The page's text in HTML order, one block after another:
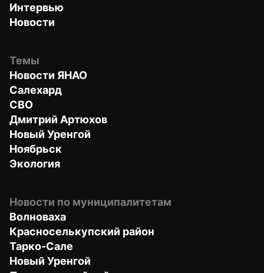
Интервью
Новости
Темы
Новости ЯНАО
Салехард
СВО
Дмитрий Артюхов
Новый Уренгой
Ноябрьск
Экология
Новости по муниципалитетам
Волноваха
Красноселькупский район
Тарко-Сале
Новый Уренгой